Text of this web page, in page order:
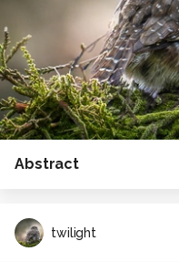
Abstract
twilight